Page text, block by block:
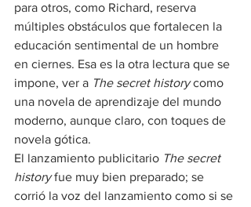
para otros, como Richard, reserva
múltiples obstáculos que fortalecen la
educación sentimental de un hombre
en ciernes. Esa es la otra lectura que se
impone, ver a The secret history como
una novela de aprendizaje del mundo
moderno, aunque claro, con toques de
novela gótica.
El lanzamiento publicitario The secret
history fue muy bien preparado; se
corrió la voz del lanzamiento como si se